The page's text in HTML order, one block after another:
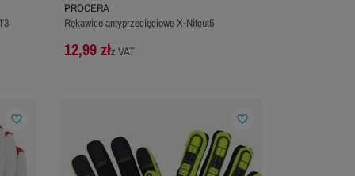
PROCERA
Rękawice antyprzecięciowe X-Nitcut5
12,99 złz VAT
favorite_border favorite_border